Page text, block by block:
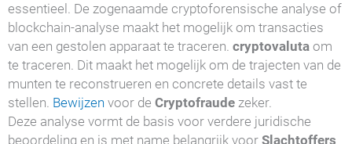
essentieel. De zogenaamde cryptoforensische analyse of
blockchain-analyse maakt het mogelijk om transacties
van een gestolen apparaat te traceren. cryptovaluta om
te traceren. Dit maakt het mogelijk om de trajecten van de
munten te reconstrueren en concrete details vast te
stellen. Bewijzen voor de Cryptofraude zeker.
Deze analyse vormt de basis voor verdere juridische
beoordeling en is met name belangrijk voor Slachtoffers